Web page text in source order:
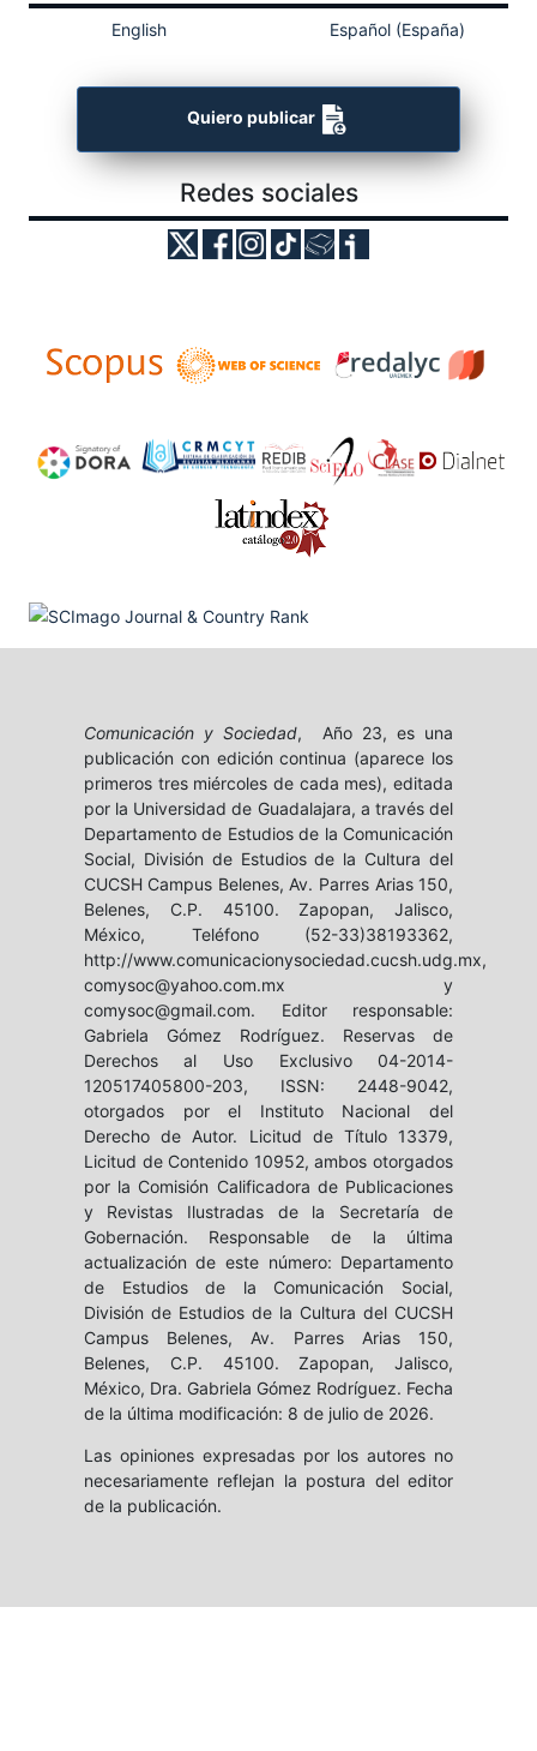
English Español (España)
Quiero publicar
Redes sociales
Comunicación y Sociedad, Año 23, es una
publicación con edición continua (aparece los
primeros tres miércoles de cada mes), editada
por la Universidad de Guadalajara, a través del
Departamento de Estudios de la Comunicación
Social, División de Estudios de la Cultura del
CUCSH Campus Belenes, Av. Parres Arias 150,
Belenes, C.P. 45100. Zapopan, Jalisco,
México, Teléfono (52-33)38193362,
http://www.comunicacionysociedad.cucsh.udg.mx,
comysoc@yahoo.com.mx y
comysoc@gmail.com. Editor responsable:
Gabriela Gómez Rodríguez. Reservas de
Derechos al Uso Exclusivo 04-2014-
120517405800-203, ISSN: 2448-9042,
otorgados por el Instituto Nacional del
Derecho de Autor. Licitud de Título 13379,
Licitud de Contenido 10952, ambos otorgados
por la Comisión Calificadora de Publicaciones
y Revistas Ilustradas de la Secretaría de
Gobernación. Responsable de la última
actualización de este número: Departamento
de Estudios de la Comunicación Social,
División de Estudios de la Cultura del CUCSH
Campus Belenes, Av. Parres Arias 150,
Belenes, C.P. 45100. Zapopan, Jalisco,
México, Dra. Gabriela Gómez Rodríguez. Fecha
de la última modificación: 8 de julio de 2026.
Las opiniones expresadas por los autores no
necesariamente reflejan la postura del editor
de la publicación.